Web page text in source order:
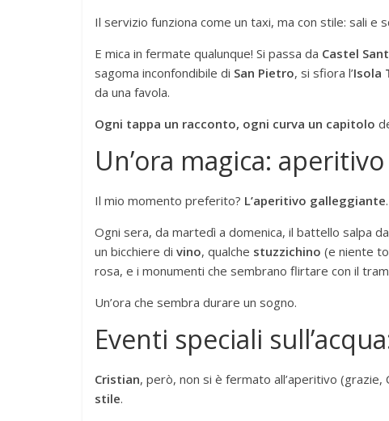
Il servizio funziona come un taxi, ma con stile: sali e
E mica in fermate qualunque! Si passa da Castel
sagoma inconfondibile di San Pietro, si sfiora l’Isola
da una favola.
Ogni tappa un racconto, ogni curva un capitolo
Un’ora magica:
Il mio momento preferito? L’aperitivo galleggiante.
Ogni sera, da martedì a domenica, il battello salpa da
un bicchiere di vino, qualche stuzzichino (e niente
rosa, e i monumenti che sembrano flirtare con il
Un’ora che sembra durare un sogno.
Eventi speciali
Cristian, però, non si è fermato all’aperitivo (grazie,
stile.